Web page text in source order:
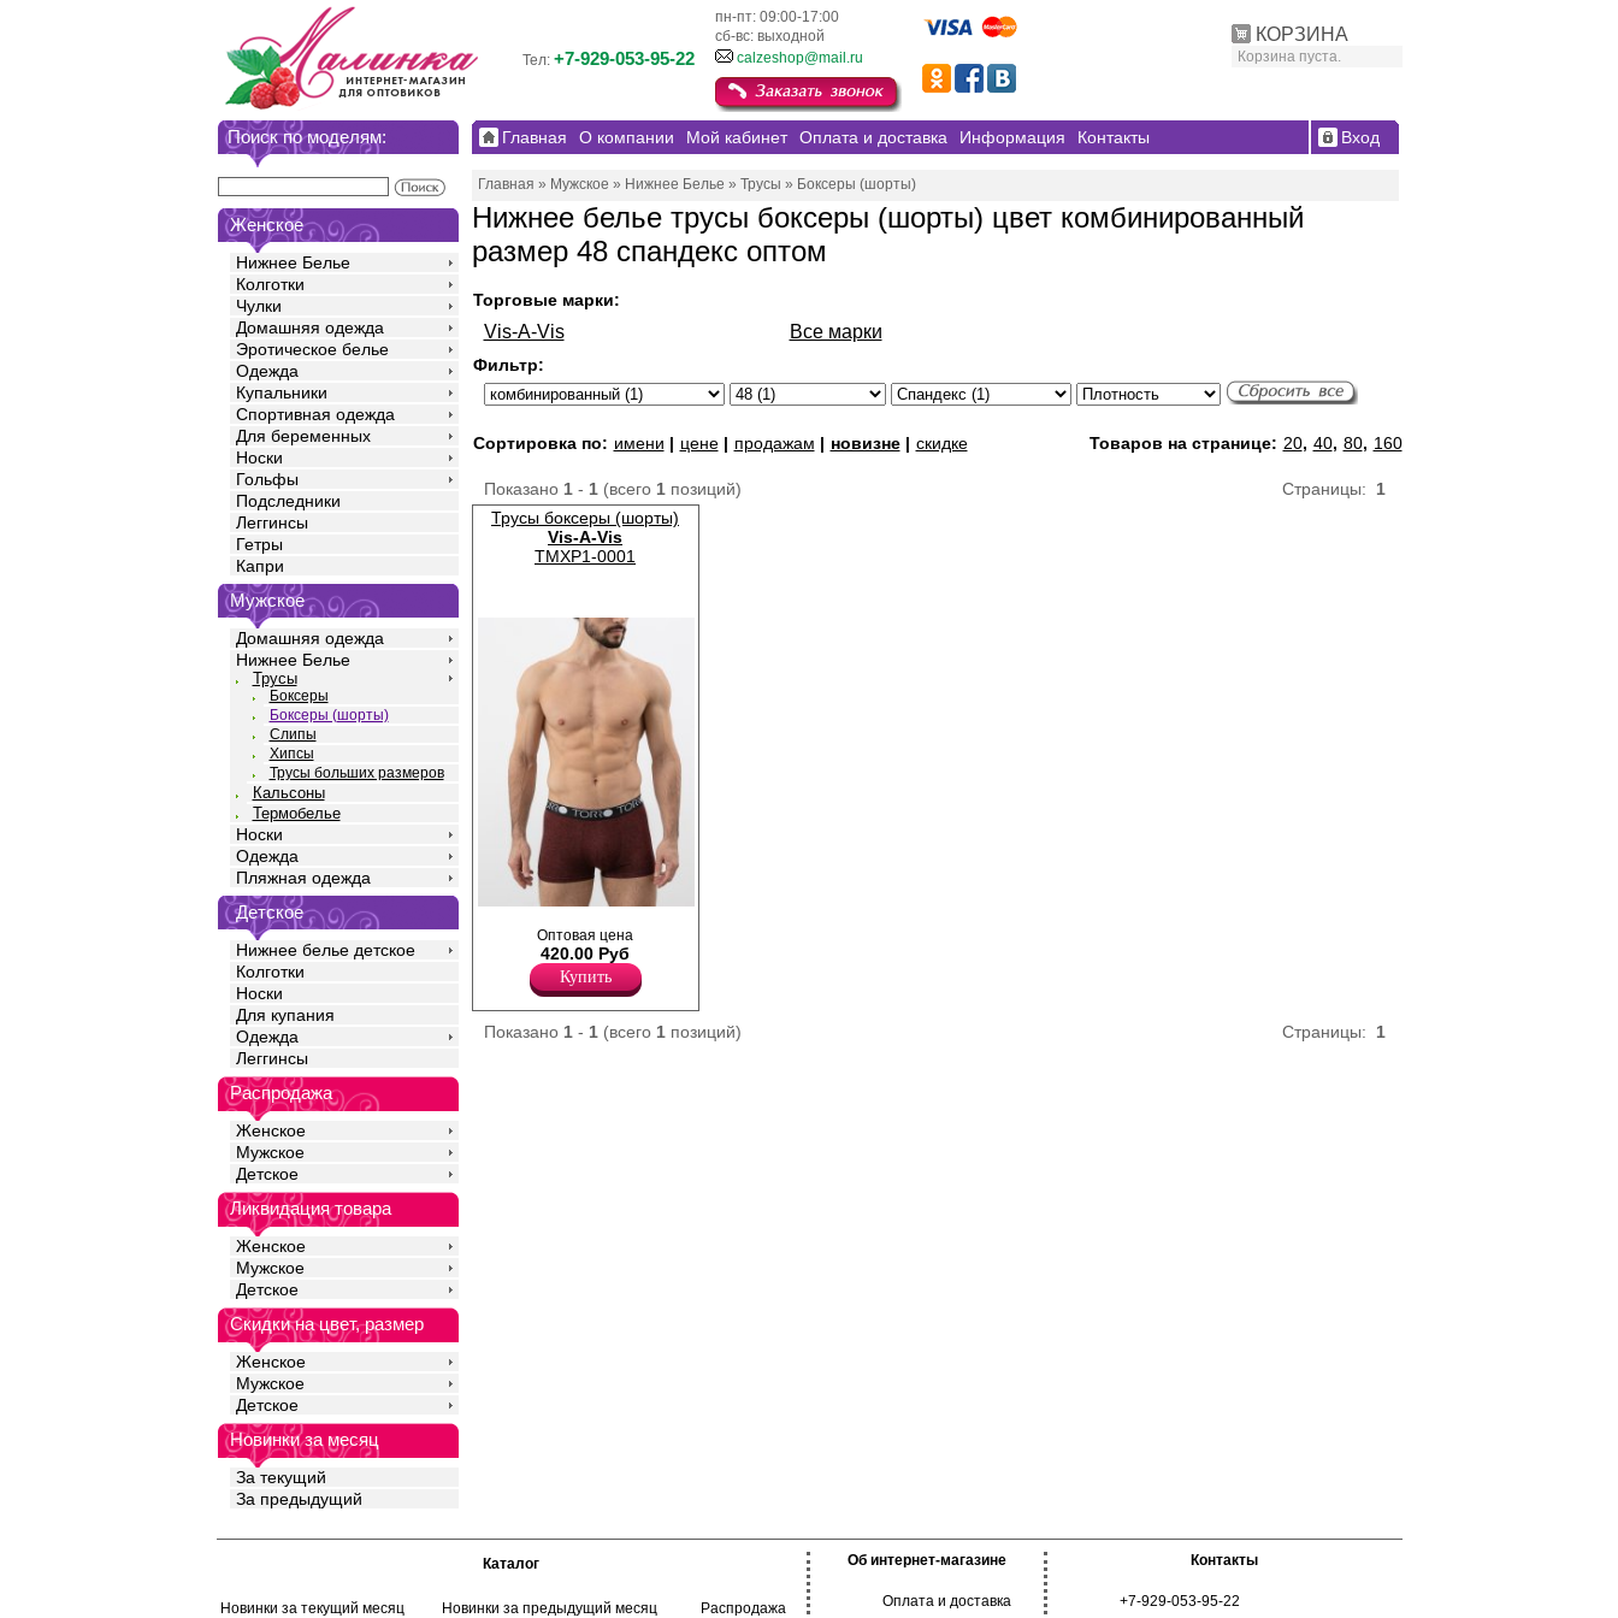
КОРЗИНА
Корзина пуста.
пн-пт: 09:00-17:00
сб-вс: выходной
Тел: +7-929-053-95-22 calzeshop@mail.ru
Поиск по моделям:
Женское
Нижнее Белье
Колготки
Чулки
Домашняя одежда
Эротическое белье
Одежда
Купальники
Спортивная одежда
Для беременных
Носки
Гольфы
Подследники
Леггинсы
Гетры
Капри
Мужское
Домашняя одежда
Нижнее Белье
Трусы
Боксеры
Боксеры (шорты)
Слипы
Хипсы
Трусы больших размеров
Кальсоны
Термобелье
Носки
Одежда
Пляжная одежда
Детское
Нижнее белье детское
Колготки
Носки
Для купания
Одежда
Леггинсы
Распродажа
Женское
Мужское
Детское
Ликвидация товара
Женское
Мужское
Детское
Скидки на цвет, размер
Женское
Мужское
Детское
Новинки за месяц
За текущий
За предыдущий
Главная О компании Мой кабинет Оплата и доставка Информация Контакты Вход
Главная » Мужское » Нижнее Белье » Трусы » Боксеры (шорты)
Нижнее белье трусы боксеры (шорты) цвет комбинированный
размер 48 спандекс оптом
Торговые марки:
Vis-A-Vis Все марки
Фильтр:
Сортировка по: имени | цене| продажам | новизне| скидке Товаров на странице: 20, 40, 80, 160
Страницы: 1
Показано 1- 1(всего 1позиций)
Трусы боксеры (шорты)
Vis-A-Vis
TMXP1-0001
пришивной резинкой с фирменным
логотипом.
Оптовая цена
420.00 Руб
Купить
Страницы: 1
Показано 1- 1(всего 1позиций)
Каталог
Новинки за текущий месяц Новинки за предыдущий месяц Распродажа
Об интернет-магазине
Оплата и доставка
Контакты
+7-929-053-95-22